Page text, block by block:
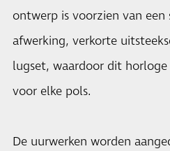
ontwerp is voorzien van
afwerking, verkorte
lugset, waardoor dit
voor elke pols.
De uurwerken worden